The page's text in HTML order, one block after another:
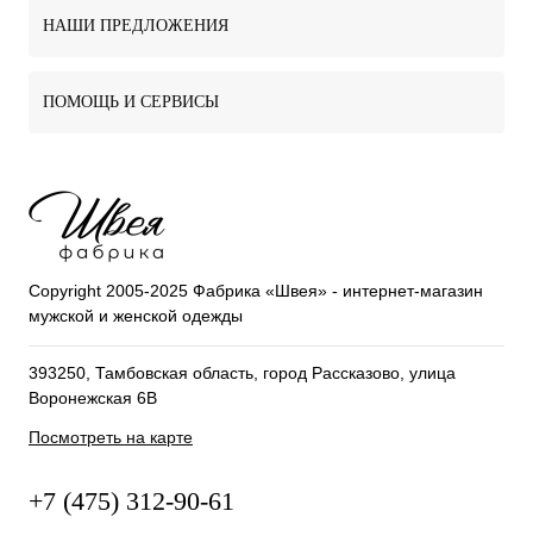
НАШИ ПРЕДЛОЖЕНИЯ
ПОМОЩЬ И СЕРВИСЫ
Copyright 2005-2025 Фабрика «Швея» - интернет-магазин
мужской и женской одежды
393250, Тамбовская область, город Рассказово, улица
Воронежская 6В
Посмотреть на карте
+7 (475) 312-90-61